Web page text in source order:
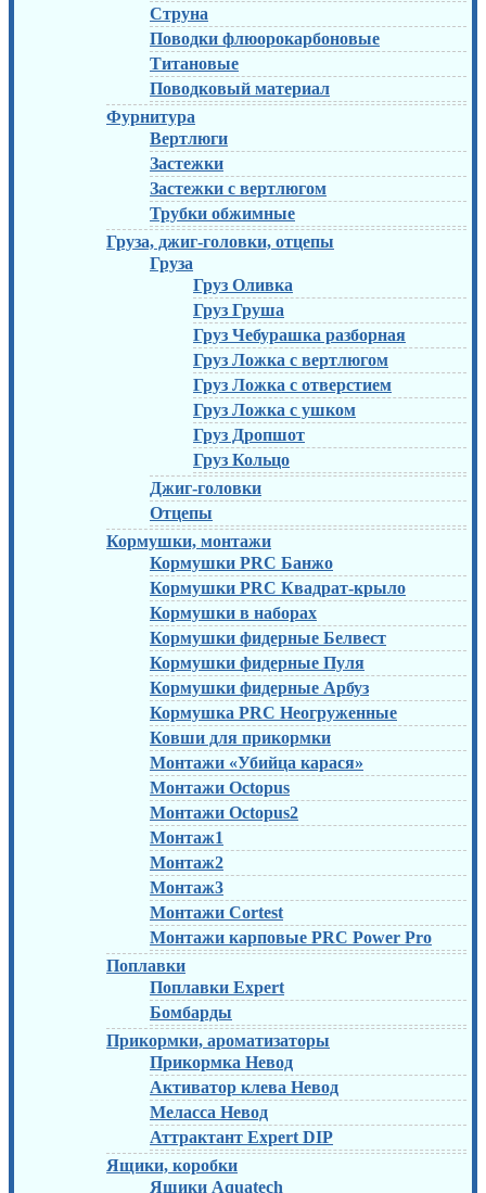
Струна
Поводки флюорокарбоновые
Титановые
Поводковый материал
Фурнитура
Вертлюги
Застежки
Застежки с вертлюгом
Трубки обжимные
Груза, джиг-головки, отцепы
Груза
Груз Оливка
Груз Груша
Груз Чебурашка разборная
Груз Ложка с вертлюгом
Груз Ложка с отверстием
Груз Ложка с ушком
Груз Дропшот
Груз Кольцо
Джиг-головки
Отцепы
Кормушки, монтажи
Кормушки PRC Банжо
Кормушки PRC Квадрат-крыло
Кормушки в наборах
Кормушки фидерные Белвест
Кормушки фидерные Пуля
Кормушки фидерные Арбуз
Кормушка PRC Неогруженные
Ковши для прикормки
Монтажи «Убийца карася»
Монтажи Octopus
Монтажи Octopus2
Монтаж1
Монтаж2
Монтаж3
Монтажи Cortest
Монтажи карповые PRC Power Pro
Поплавки
Поплавки Expert
Бомбарды
Прикормки, ароматизаторы
Прикормка Невод
Активатор клева Невод
Меласса Невод
Аттрактант Expert DIP
Ящики, коробки
Ящики Aquatech